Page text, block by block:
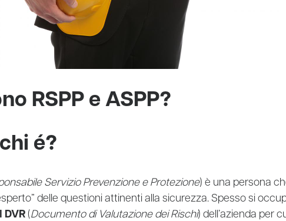
RSPP e ASPP?
é?
Servizio Prevenzione e Protezione) è una persona
delle questioni attinenti alla sicurezza. Spesso si
DVR (Documento di Valutazione dei Rischi) dell’azienda per